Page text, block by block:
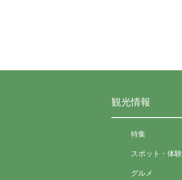
観光情報
特集
スポット・体験
グルメ